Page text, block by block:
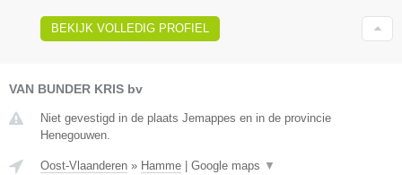
BEKIJK VOLLEDIG PROFIEL
VAN BUNDER KRIS bv
Niet gevestigd in de plaats Jemappes en in de provincie
Henegouwen.
Oost-Vlaanderen » Hamme Google maps ▼